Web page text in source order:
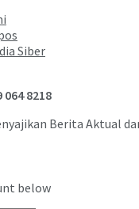
Siber
8218
Berita Aktual
below